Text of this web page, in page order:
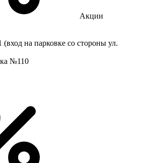
Акции
на парковке со стороны ул.
№110